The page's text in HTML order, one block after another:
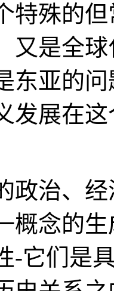
特殊的
又是全
东亚的
发展在
政治、
概念的
-它们是